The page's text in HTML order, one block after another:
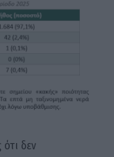
ότι δεν